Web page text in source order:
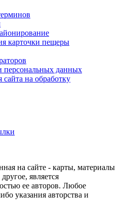
карточки пещеры
персональных данных
сайта на обработку
на сайте - карты, материалы
является
ее авторов. Любое
указания авторства и